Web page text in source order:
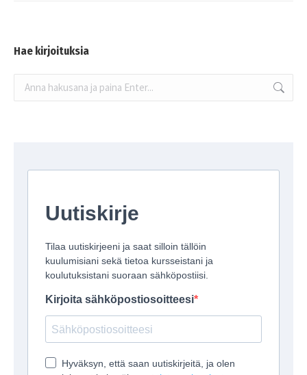
Hae kirjoituksia
Search: